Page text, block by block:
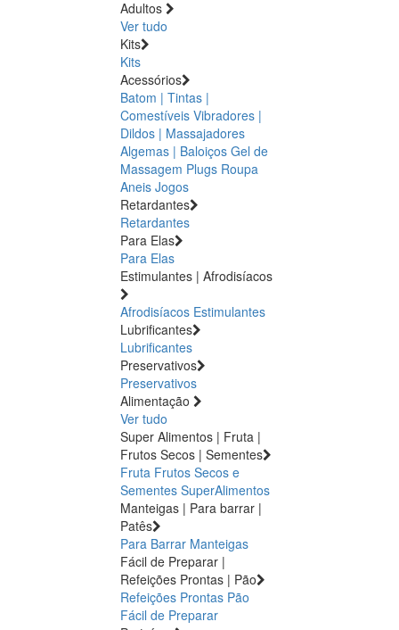
Adultos
Ver tudo
Kits
Kits
Acessórios
Batom | Tintas |
Comestíveis Vibradores |
Dildos | Massajadores
Algemas | Baloiços Gel de
Massagem Plugs Roupa
Aneis Jogos
Retardantes
Retardantes
Para Elas
Para Elas
Estimulantes | Afrodisíacos
Afrodisíacos Estimulantes
Lubrificantes
Lubrificantes
Preservativos
Preservativos
Alimentação
Ver tudo
Super Alimentos | Fruta |
Frutos Secos | Sementes
Fruta Frutos Secos e
Sementes SuperAlimentos
Manteigas | Para barrar |
Patês
Para Barrar Manteigas
Fácil de Preparar |
Refeições Prontas | Pão
Refeições Prontas Pão
Fácil de Preparar